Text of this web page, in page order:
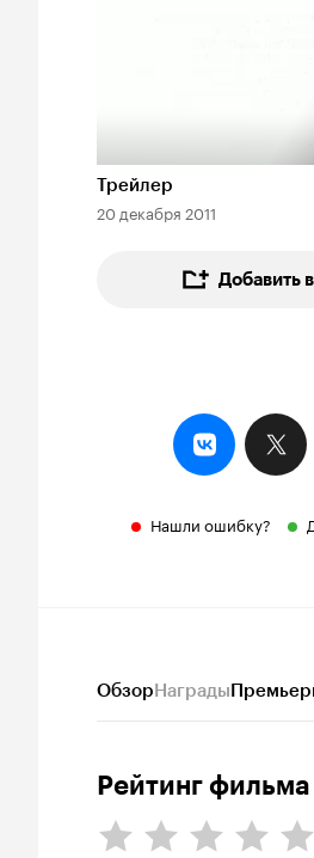
Длительность 2 мин
Трейлер
20 декабря 2011
Добавить
Нашли ошибку?
ОбзорНаграды
Рейтинг фильма